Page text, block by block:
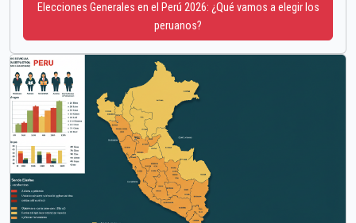
Elecciones Generales en el Perú 2026: ¿Qué vamos a elegir los
peruanos?